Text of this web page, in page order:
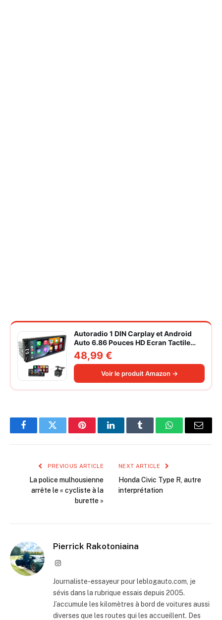
Autoradio 1 DIN Carplay et Android
Auto 6.86 Pouces HD Ecran Tactile
Poste Radio Voiture Soutien Lien
Miroir iOS/Android/Radio FM/USB/EQ
Autoradio Bluetooth Caméra de Recul
48,99 €
Voir le produit Amazon →
FacebookTwitter PinterestLinkedInTumblr WhatsAppEmail
PREVIOUS ARTICLE
La police mulhousienne
arrête le « cycliste à la
burette »
NEXT ARTICLE
Honda Civic Type R, autre
interprétation
Pierrick Rakotoniaina
Instagram
Journaliste-essayeur pour leblogauto.com, je
sévis dans la rubrique essais depuis 2005.
J’accumule les kilomètres à bord de voitures aussi
diverses que les routes qui les accueillent. Des